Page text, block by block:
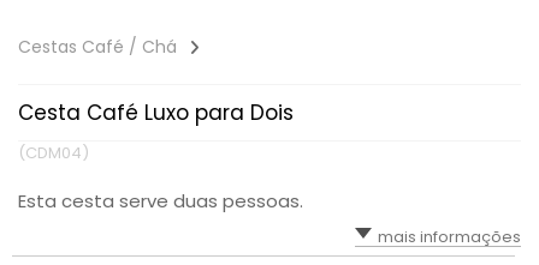
Cestas Café / Chá
Cesta Café Luxo para Dois
(CDM04)
Esta cesta serve duas pessoas.
mais informações